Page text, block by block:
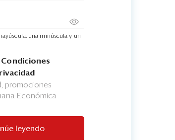
una minúscula y un
promociones
Económica
leyendo